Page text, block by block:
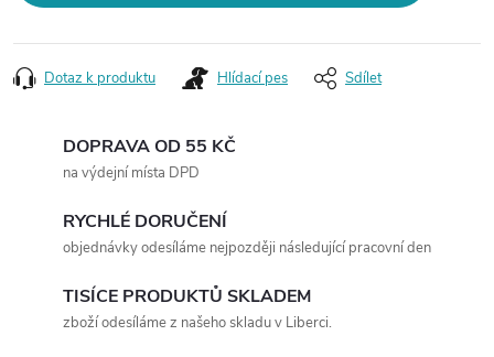
Dotaz k produktu Hlídací pes Sdílet
DOPRAVA OD 55 KČ
na výdejní místa DPD
RYCHLÉ DORUČENÍ
objednávky odesíláme nejpozději následující pracovní den
TISÍCE PRODUKTŮ SKLADEM
zboží odesíláme z našeho skladu v Liberci.